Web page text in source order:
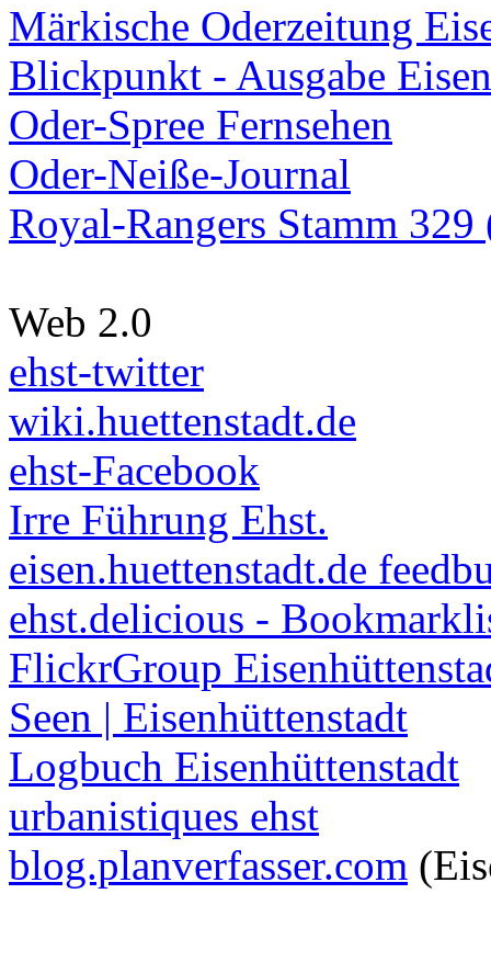
Märkische Oderzeitung
Blickpunkt - Ausgabe
Oder-Spree Fernsehen
Oder-Neiße-Journal
Royal-Rangers Stamm
Web 2.0
ehst-twitter
wiki.huettenstadt.de
ehst-Facebook
Irre Führung Ehst.
eisen.huettenstadt.de
ehst.delicious -
FlickrGroup
Seen | Eisenhüttenstadt
Logbuch Eisenhüttenstadt
urbanistiques ehst
blog.planverfasser.com